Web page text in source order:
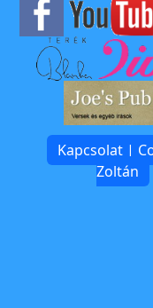
Kapcsolat |
Zoltán